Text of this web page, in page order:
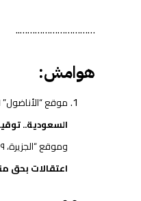
…………………………..
هوامش:
موقع “الأناضول” ٢٥/١٠/٢٠١٩، على الرابط:
السعودية.. توقيف ٦ منتقدين لـ”هيئة الترفيه”
وموقع “الجزيرة، ٢٥/١٠/٢٠١٩، على الرابط:
اعتقالات بحق